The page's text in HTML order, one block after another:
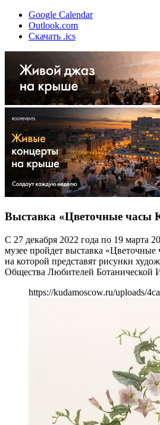
Google Calendar
Outlook.com
Скачать .ics
Выставка «Цветочные часы
С 27 декабря 2022 года по 19 марта
музее пройдет выставка
на которой представят рисунки
Общества Любителей Ботанической
https://kudamoscow.ru/uploads/